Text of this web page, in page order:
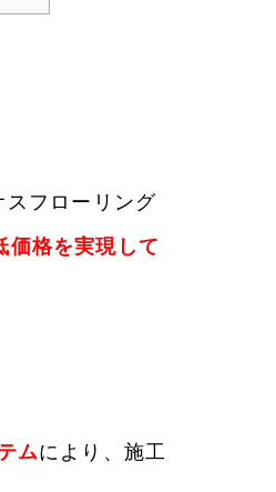
スフローリング
価格を実現して
ムにより、施工